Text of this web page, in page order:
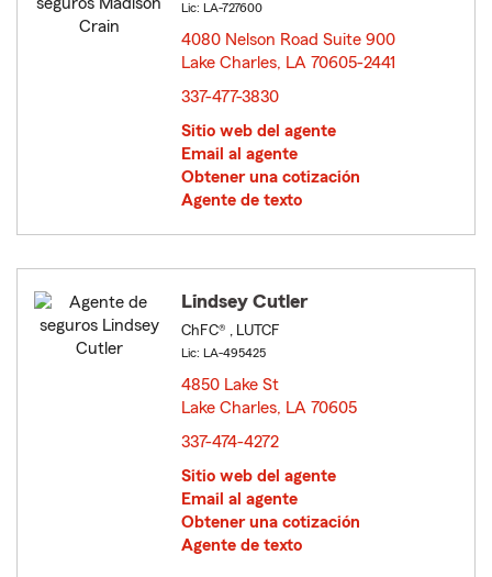
Lic: LA-727600
4080 Nelson Road Suite 900
Lake Charles, LA 70605-2441
337-477-3830
Sitio web del agente
Email al agente
Obtener una cotización
Agente de texto
Lindsey Cutler
ChFC® , LUTCF
Lic: LA-495425
4850 Lake St
Lake Charles, LA 70605
337-474-4272
Sitio web del agente
Email al agente
Obtener una cotización
Agente de texto